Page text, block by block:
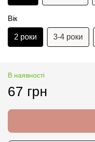
Вік
2 роки 3-4 роки
В наявності
67 грн